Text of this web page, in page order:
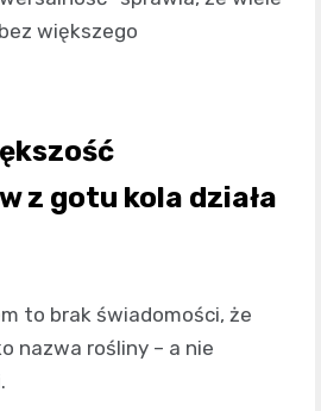
większego
z gotu kola działa
to brak świadomości, że
nazwa rośliny – a nie